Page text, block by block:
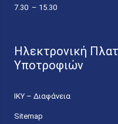
7.30 – 15.30
Ηλεκτρονική
Υποτροφιών
ΙΚΥ – Διαφάνεια
Sitemap